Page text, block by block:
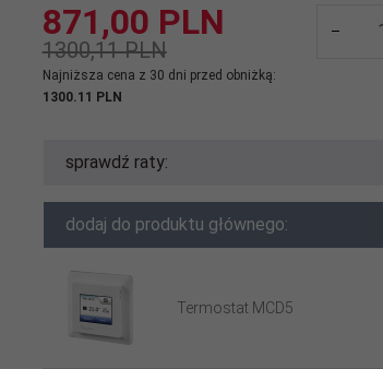
871,00 PLN
1300,11 PLN
Najniższa cena z 30 dni przed obniżką:
1300.11 PLN
sprawdź raty:
dodaj do produktu głównego:
Termostat MCD5